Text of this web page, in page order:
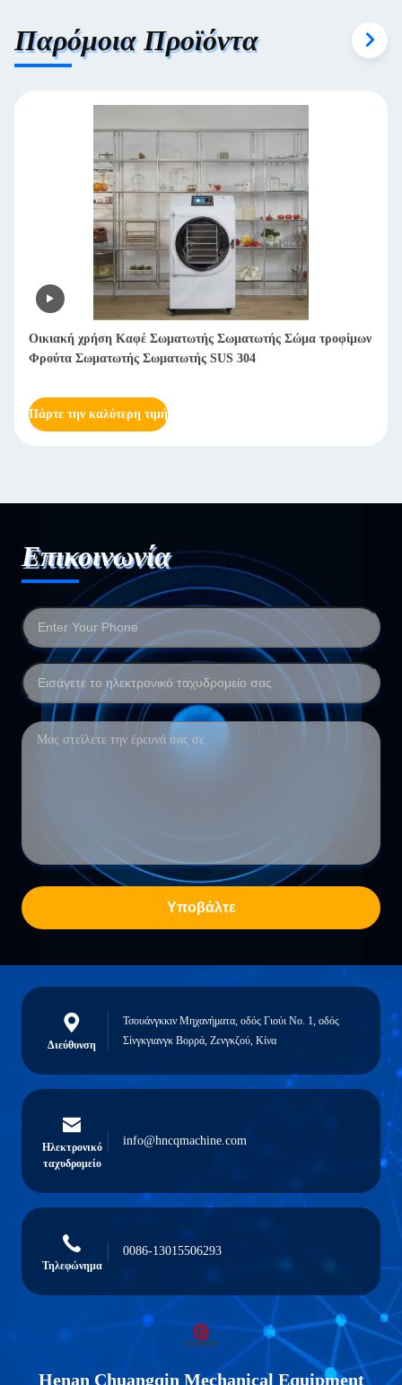
Παρόμοια Προϊόντα
Λυοφιλιστής Μηχανή ψύξης και στεγνώσεως κρέατος Μηχανή
ψύξης και στεγνώσεως για λαχανικά γάλακτος
Πάρτε την καλύτερη τιμή
Επικοινωνία
Υποβάλτε
Διεύθυνση
Τσουάνγκκιν Μηχανήματα, οδός Γιούι Νο. 1, οδός
Σίνγκγιανγκ Βορρά, Ζενγκζού, Κίνα
Ηλεκτρονικό
ταχυδρομείο
info@hncqmachine.com
Τηλεφώνημα
0086-13015506293
Henan Chuangqin Mechanical Equipment